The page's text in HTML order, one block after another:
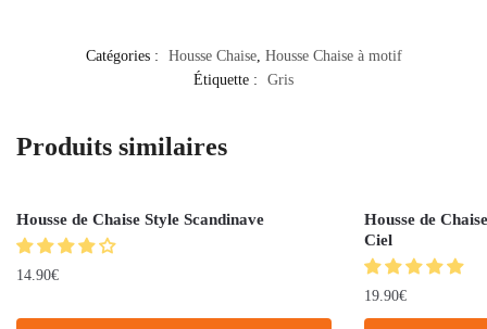
Catégories : Housse Chaise, Housse Chaise à motif
Étiquette :
Gris
Produits similaires
Housse de Chaise Style Scandinave
14.90€
Housse de
Ciel
19.90€